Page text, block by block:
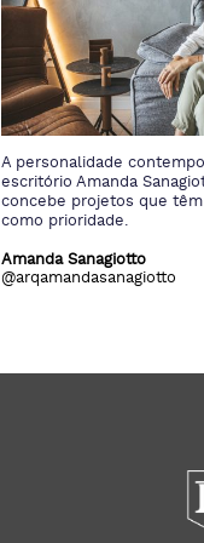
A partir de uma
profissional especialista
para traduzir desejos,
em seus projetos.
Débora Bohrer
@deborabohrer.arq